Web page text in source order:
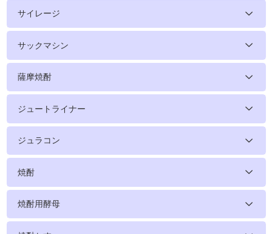
サイレージ
サックマシン
薩摩焼酎
ジュートライナー
ジュラコン
焼酎
焼酎用酵母